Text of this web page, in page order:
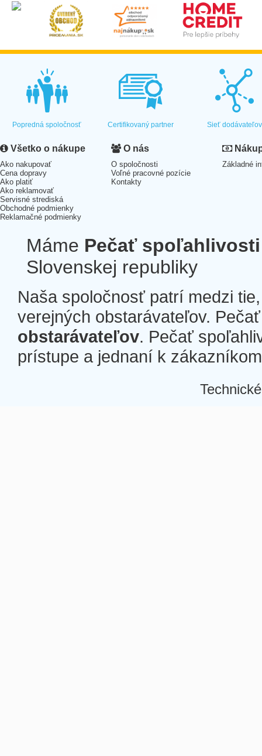
Popredná spoločnosť Certifikovaný partner Sieť dodávateľov
Všetko o nákupe
Ako nakupovať
Cena dopravy
Ako platiť
Ako reklamovať
Servisné strediská
Obchodné podmienky
Reklamačné podmienky
O nás
O spoločnosti
Voľné pracovné pozície
Kontakty
Základné
Máme Pečať spoľahlivosti
Slovenskej republiky
Naša spoločnosť patrí medzi
verejných obstarávateľov.
obstarávateľov. Pečať
prístupe a jednaní k